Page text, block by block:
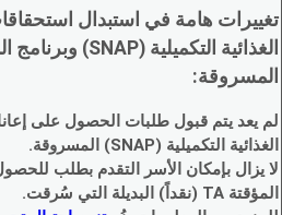
تغييرات هامة في استبدال
المسروقة:
لم يعد يتم قبول طلبات الحصول على
الغذائية التكميلية (SNAP) المسروقة.
لا يزال بإمكان الأسر التقدم بطلب
المؤقتة TA (نقداً) البديلة التي سُرقت.